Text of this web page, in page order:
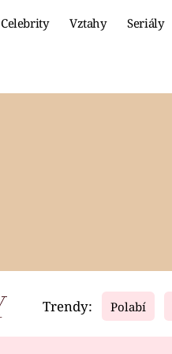
Celebrity Vztahy Seriály
Video
Trendy: Polabí